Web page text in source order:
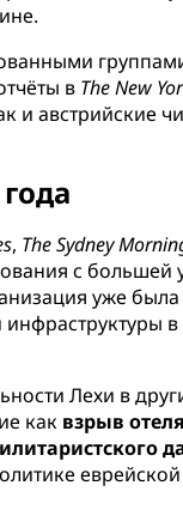
в The New
и австрийские
, The Sydney
с большей
уже
Лехи в
как взрыв